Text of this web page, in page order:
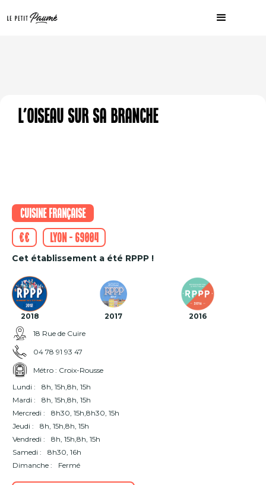
L'Oiseau sur sa Branche
Cuisine française
€€
Lyon - 69004
Cet établissement a été RPPP !
2018 2017
2016
18 Rue de Cuire
04 78 91 93 47
Métro : Croix-Rousse
Lundi :
8h, 15h,8h, 15h
Mardi :
8h, 15h,8h, 15h
Mercredi :
8h30, 15h,8h30, 15h
Jeudi :
8h, 15h,8h, 15h
Vendredi :
8h, 15h,8h, 15h
Samedi :
8h30, 16h
Dimanche :
Fermé